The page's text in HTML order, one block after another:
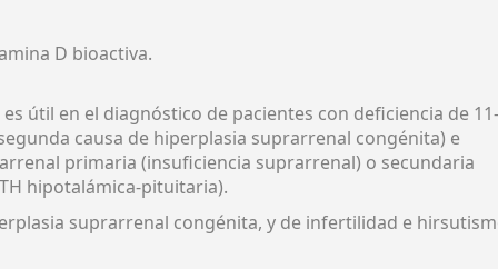
D bioactiva.
útil en el diagnóstico de pacientes con deficiencia de 11-
causa de hiperplasia suprarrenal congénita) e
primaria (insuficiencia suprarrenal) o secundaria
hipotalámica-pituitaria).
suprarrenal congénita, y de infertilidad e